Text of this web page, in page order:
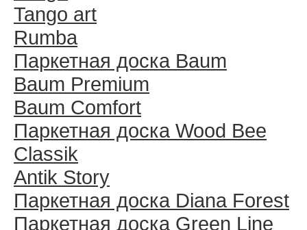
Tango art
Rumba
Паркетная доска Baum
Baum Premium
Baum Comfort
Паркетная доска Wood Bee
Classik
Antik Story
Паркетная доска Diana Forest
Паркетная доска Green Line